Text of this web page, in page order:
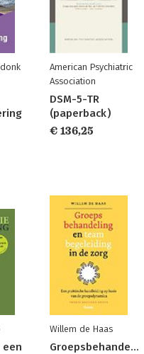
American Psychiatric
Association
DSM-5-TR
(paperback)
€ 136,25
een
Willem de Haas
Groepsbehandeling